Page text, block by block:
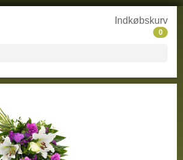
Indkøbskurv
0